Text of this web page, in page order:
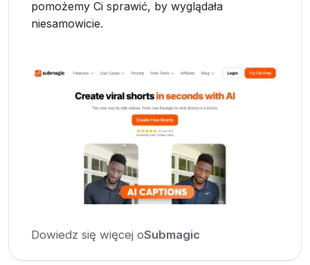
pomożemy Ci sprawić, by wyglądała
niesamowicie.
Dowiedz się więcej oSubmagic